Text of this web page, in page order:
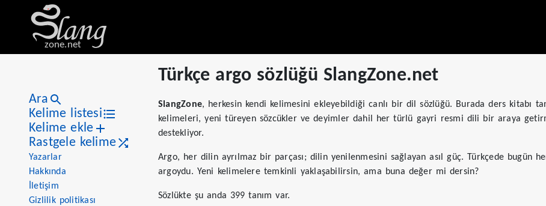
zone.net
Ara
Kelime listesi
Kelime ekle
Rastgele kelime
Yazarlar
Hakkında
İletişim
Gizlilik politikası
Türkçe argo sözlüğü SlangZone.net
SlangZone, herkesin kendi kelimesini ekleyebildiği canlı bir dil sözlüğü. Burada ders kitabı
kelimeleri, yeni türeyen sözcükler ve deyimler dahil her türlü gayri resmi dili bir araya
destekliyor.
Argo, her dilin ayrılmaz bir parçası; dilin yenilenmesini sağlayan asıl güç. Türkçede bugün
argoydu. Yeni kelimelere temkinli yaklaşabilirsin, ama buna değer mi dersin?
Sözlükte şu anda 399 tanım var.